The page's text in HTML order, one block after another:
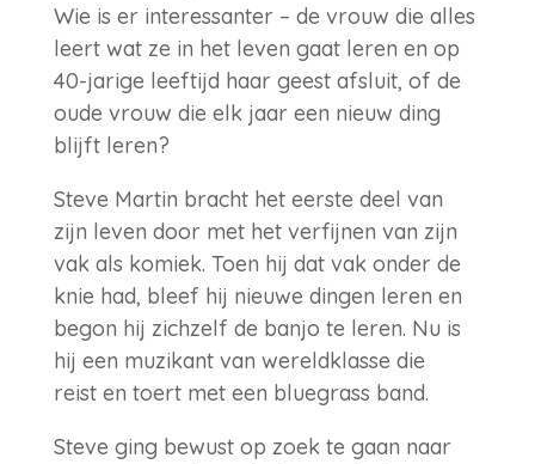
Wie is er interessanter – de vrouw die alles
leert wat ze in het leven gaat leren en op
40-jarige leeftijd haar geest afsluit, of de
oude vrouw die elk jaar een nieuw ding
blijft leren?
Steve Martin bracht het eerste deel van
zijn leven door met het verfijnen van zijn
vak als komiek. Toen hij dat vak onder de
knie had, bleef hij nieuwe dingen leren en
begon hij zichzelf de banjo te leren. Nu is
hij een muzikant van wereldklasse die
reist en toert met een bluegrass band.
Steve ging bewust op zoek te gaan naar